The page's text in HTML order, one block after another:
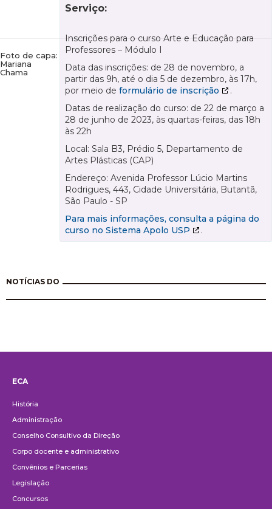
Serviço:
Inscrições para o curso Arte e Educação para
Professores – Módulo I
Data das inscrições: de 28 de novembro, a
partir das 9h, até o dia 5 de dezembro, às 17h,
por meio de formulário de inscrição
.
Datas de realização do curso: de 22 de março a
28 de junho de 2023, às quartas-feiras, das 18h
às 22h
Local: Sala B3, Prédio 5, Departamento de
Artes Plásticas (CAP)
Endereço: Avenida Professor Lúcio Martins
Rodrigues, 443, Cidade Universitária, Butantã,
São Paulo - SP
Para mais informações, consulta a página do
curso no Sistema Apolo USP
.
Foto de capa:
Mariana
Chama
NOTÍCIAS DO
ECA
História
Administração
Conselho Consultivo da Direção
Corpo docente e administrativo
Convênios e Parcerias
Legislação
Concursos